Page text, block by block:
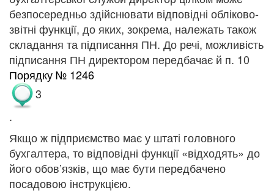
безпосередньо здійснювати відповідні обліково-
звітні функції, до яких, зокрема, належать також
складання та підписання ПН. До речі, можливість
підписання ПН директором передбачає й п. 10
Порядку № 1246
3
.
Якщо ж підприємство має у штаті головного
бухгалтера, то відповідні функції «відходять» до
його обов’язків, що має бути передбачено
посадовою інструкцією.